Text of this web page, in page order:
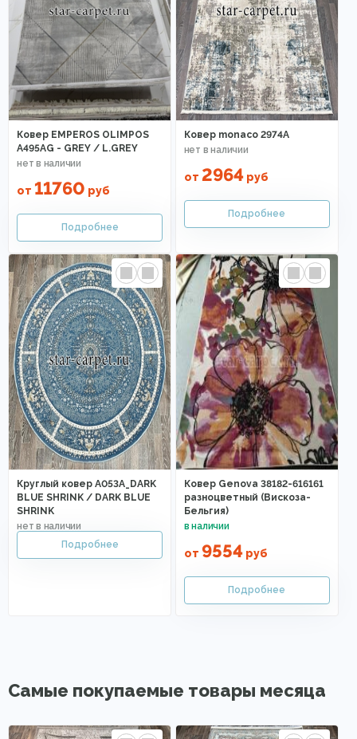
Ковер EMPEROS OLIMPOS
A495AG - GREY / L.GREY
от 11760 руб
Ковер monaco 2974A
от 2964руб
Круглый ковер A053A_DARK
BLUE SHRINK / DARK BLUE
SHRINK
Ковер Genova 38182-616161
разноцветный (Вискоза-
Бельгия)
от 9554руб
Самые покупаемые товары месяца